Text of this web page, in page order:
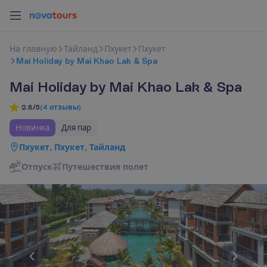
На главную Тайланд Пхукет
Пхукет
Mai Holiday by Mai Khao Lak & Spa
Mai Holiday by Mai Khao Lak & Spa
2.8/5(4 отзывы)
Новинка Для пар
Пхукет, Пхукет, Тайланд
Отпуск Путешествия полет